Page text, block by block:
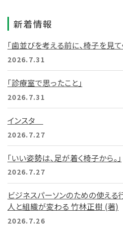
新着情報
「歯並びを考える前に、椅子を見て
2026.7.31
「診療室で思ったこと」
2026.7.31
インスタ
2026.7.27
「いい姿勢は、足が着く椅子から。」
2026.7.27
ビジネスパーソンのための使え
人と組織が変わる 竹林正樹 (著)
2026.7.26